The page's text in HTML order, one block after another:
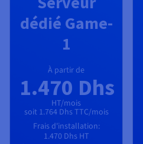
dédié Game-
1
À partir de
1.470 Dhs
HT/mois
soit 1.764 Dhs TTC/mois
Frais d'installation:
1.470 DhsHT